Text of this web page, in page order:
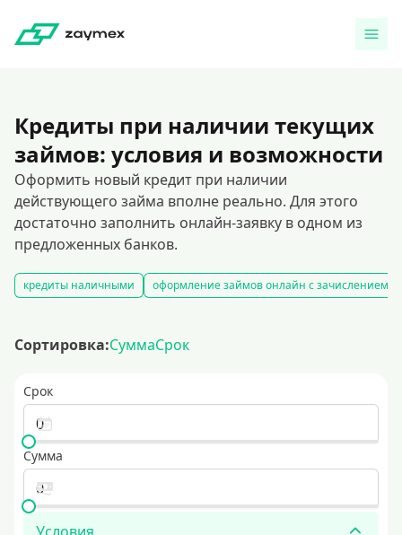
Кредиты при наличии текущих
займов: условия и возможности
Оформить новый кредит при наличии
действующего займа вполне реально. Для этого
достаточно заполнить онлайн-заявку в одном из
предложенных банков.
кредиты наличными оформление займов онлайн с зачислением
Сортировка:СуммаСрок
Срок
Сумма